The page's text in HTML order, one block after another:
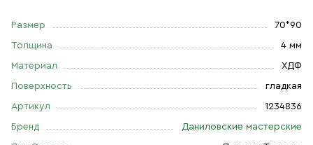
Размер 70*90
Толщина 4 мм
Материал ХДФ
Поверхность гладкая
Артикул 1234836
Бренд Даниловские мастерские